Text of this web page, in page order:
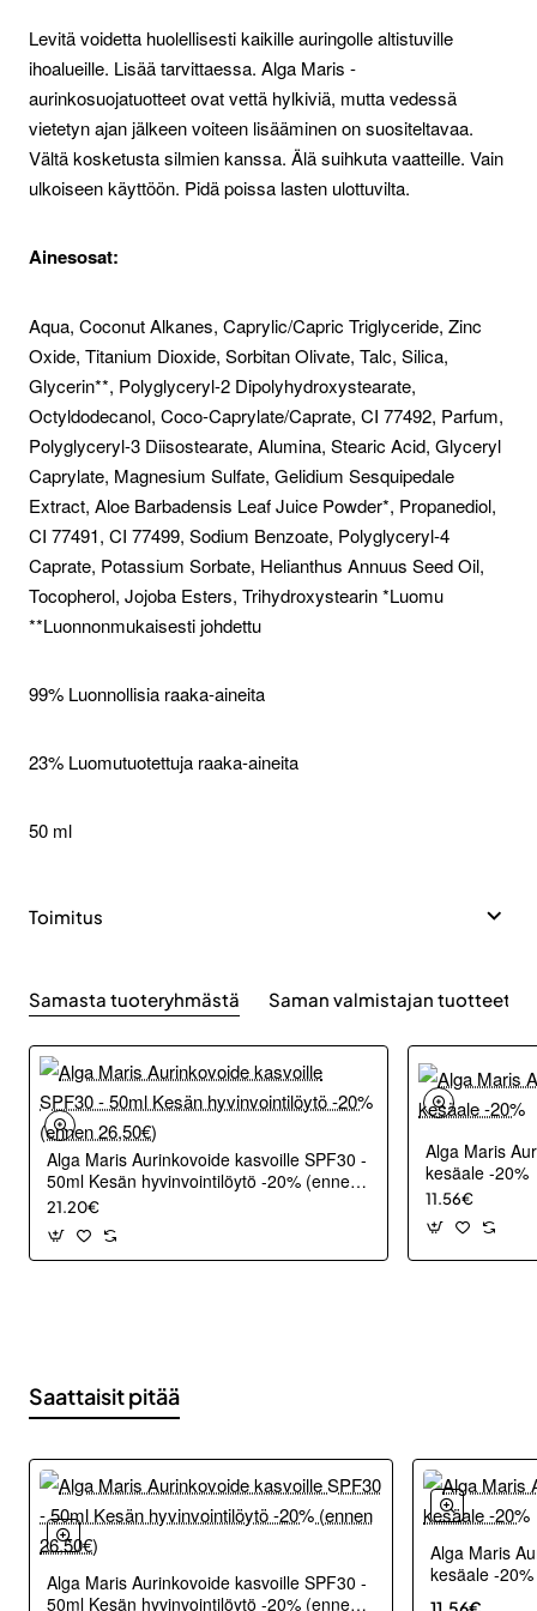
Levitä voidetta huolellisesti kaikille auringolle altistuville
ihoalueille. Lisää tarvittaessa. Alga Maris -
aurinkosuojatuotteet ovat vettä hylkiviä, mutta vedessä
vietetyn ajan jälkeen voiteen lisääminen on suositeltavaa.
Vältä kosketusta silmien kanssa. Älä suihkuta vaatteille. Vain
ulkoiseen käyttöön. Pidä poissa lasten ulottuvilta.
Ainesosat:
Aqua, Coconut Alkanes, Caprylic/Capric Triglyceride, Zinc
Oxide, Titanium Dioxide, Sorbitan Olivate, Talc, Silica,
Glycerin**, Polyglyceryl-2 Dipolyhydroxystearate,
Octyldodecanol, Coco-Caprylate/Caprate, CI 77492, Parfum,
Polyglyceryl-3 Diisostearate, Alumina, Stearic Acid, Glyceryl
Caprylate, Magnesium Sulfate, Gelidium Sesquipedale
Extract, Aloe Barbadensis Leaf Juice Powder*, Propanediol,
CI 77491, CI 77499, Sodium Benzoate, Polyglyceryl-4
Caprate, Potassium Sorbate, Helianthus Annuus Seed Oil,
Tocopherol, Jojoba Esters, Trihydroxystearin *Luomu
**Luonnonmukaisesti johdettu
99% Luonnollisia raaka-aineita
23% Luomutuotettuja raaka-aineita
50 ml
Toimitus
Samasta tuoteryhmästä Saman valmistajan tuotteet
Alga Maris Aurinkovoide kasvoille SPF30 -
50ml Kesän hyvinvointilöytö -20% (ennen
26,50€)
21.20€
Alga Maris
kesäale -20%
11.56€
Saattaisit pitää
Alga Maris Aurinkovoide kasvoille SPF30 -
50ml Kesän hyvinvointilöytö -20% (ennen
Alga Maris
kesäale -20%